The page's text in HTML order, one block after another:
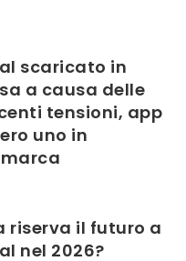
scaricato in
a causa delle
tensioni, app
uno in
riserva il futuro a
nel 2026?